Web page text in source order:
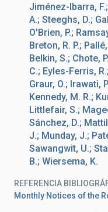
Jiménez-Ibarra,
A.; Steeghs, D.;
O'Brien, P.;
Breton, R. P.;
Belkin, S.; Chote,
C.; Eyles-Ferris,
Graur, O.; Irawati,
Kennedy, M. R.;
Littlefair, S.;
Sánchez, D.;
J.; Munday, J.;
Sawangwit, U.;
B.; Wiersema, K.
REFERENCIA
Monthly Notices of the